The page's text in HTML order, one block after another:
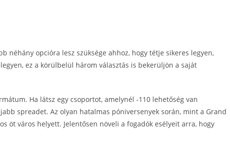
néhány opcióra lesz szüksége ahhoz, hogy tétje sikeres legyen,
ez a körülbelül három választás is bekerüljön a saját
Ha látsz egy csoportot, amelynél -110 lehetőség van
spreadet. Az olyan hatalmas póniversenyek során, mint a Grand
öt város helyett. Jelentősen növeli a fogadók esélyeit arra, hogy